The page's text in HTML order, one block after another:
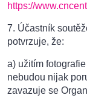
https://
7. Účastník
potvrzuje, že:
a) užitím
nebudou nijak
zavazuje se